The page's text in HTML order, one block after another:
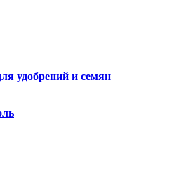
удобрений и семян